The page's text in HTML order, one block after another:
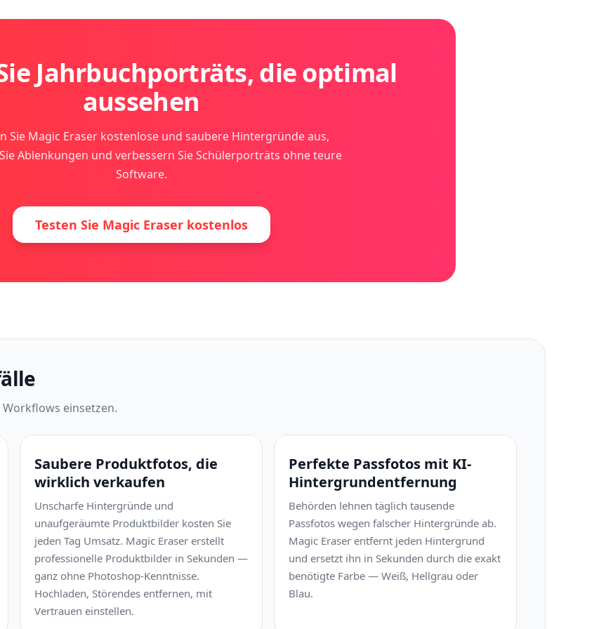
Jahrbuchporträts, die optimal
aussehen
Sie Magic Eraser kostenlose und saubere Hintergründe aus,
Ablenkungen und verbessern Sie Schülerporträts ohne teure
Software.
Testen Sie Magic Eraser kostenlos
einsetzen.
Saubere Produktfotos, die
wirklich verkaufen
Unscharfe Hintergründe und
unaufgeräumte Produktbilder kosten Sie
jeden Tag Umsatz. Magic Eraser erstellt
professionelle Produktbilder in Sekunden —
ganz ohne Photoshop-Kenntnisse.
Hochladen, Störendes entfernen, mit
Vertrauen einstellen.
Perfekte Passfotos mit KI-
Hintergrundentfernung
Behörden lehnen täglich tausende
Passfotos wegen falscher Hintergründe ab.
Magic Eraser entfernt jeden Hintergrund
und ersetzt ihn in Sekunden durch die exakt
benötigte Farbe — Weiß, Hellgrau oder
Blau.